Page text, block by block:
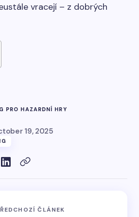
vracejí – z dobrých
PRO HAZARDNÍ HRY
19, 2025
ČLÁNEK